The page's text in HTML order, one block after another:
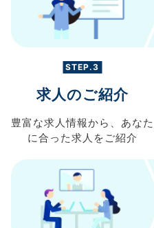
STEP.3
求人のご紹介
豊富な求人情報から、 あなた
に合った求人を ご紹介